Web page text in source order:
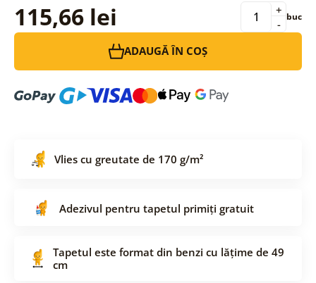
115,66 lei -
+ buc
ADAUGĂ ÎN COȘ
Vlies cu greutate de 170 g/m²
Adezivul pentru tapetul primiți gratuit
Tapetul este format din benzi cu lățime de 49
cm